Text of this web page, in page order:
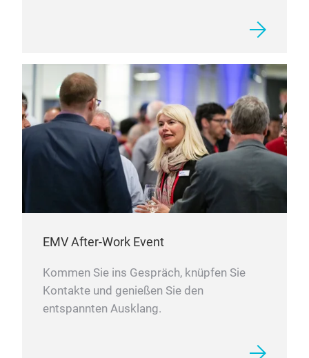
EMV After-Work Event
Kommen Sie ins Gespräch, knüpfen Sie
Kontakte und genießen Sie den
entspannten Ausklang.